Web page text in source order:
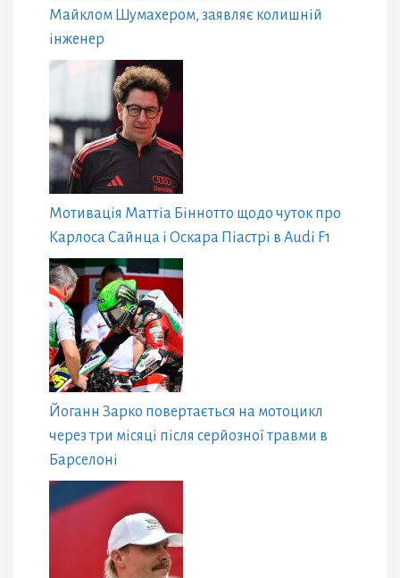
Майклом Шумахером, заявляє колишній
інженер
Мотивація Маттіа Біннотто щодо чуток про
Карлоса Сайнца і Оскара Піастрі в Audi F1
Йоганн Зарко повертається на мотоцикл
через три місяці після серйозної травми в
Барселоні